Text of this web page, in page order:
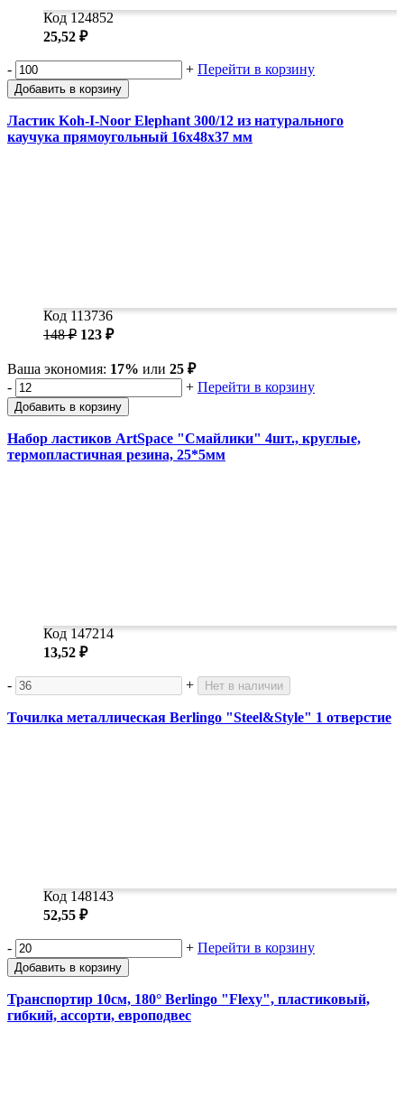
Код 124852
25,52 ₽
- + Перейти в корзину
Добавить в корзину
Ластик Koh-I-Noor Elephant 300/12 из натурального
каучука прямоугольный 16х48х37 мм
Код 113736
148 ₽ 123 ₽
Ваша экономия: 17% или 25 ₽
-
+ Перейти в корзину
Добавить в корзину
Набор ластиков ArtSpace "Смайлики" 4шт., круглые,
термопластичная резина, 25*5мм
Код 147214
13,52 ₽
- + Нет в наличии
Точилка металлическая Berlingo "Steel&Style" 1 отверстие
Код 148143
52,55 ₽
- + Перейти в корзину
Добавить в корзину
Транспортир 10см, 180° Berlingo "Flexy", пластиковый,
гибкий, ассорти, европодвес